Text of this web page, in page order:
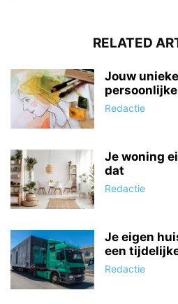
RELATED
Jouw
Redactie
Je woning
dat
Redactie
Je eigen
een
Redactie